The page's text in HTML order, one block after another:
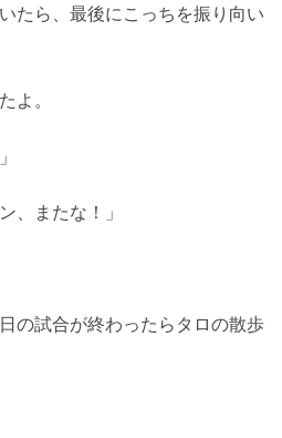
たら、最後にこっちを振り向い
よ。
、またな！」
の試合が終わったらタロの散歩